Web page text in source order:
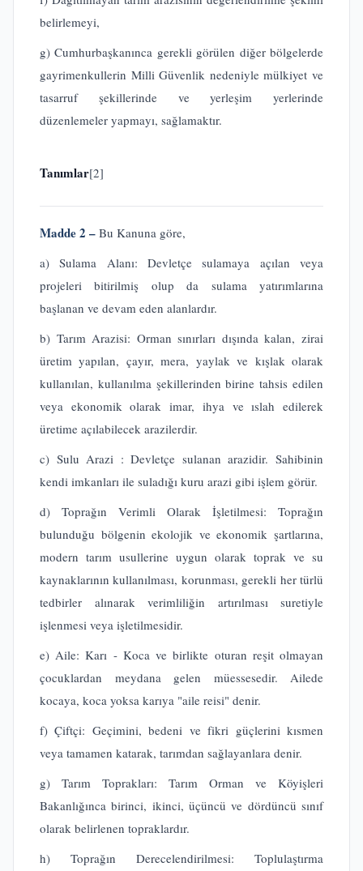
belirlemeyi,
g) Cumhurbaşkanınca gerekli görülen diğer bölgelerde
gayrimenkullerin Milli Güvenlik nedeniyle mülkiyet ve
tasarruf şekillerinde ve yerleşim yerlerinde
düzenlemeler yapmayı, sağlamaktır.
Tanımlar[2]
Madde 2 – Bu Kanuna göre,
a) Sulama Alanı: Devletçe sulamaya açılan veya
projeleri bitirilmiş olup da sulama yatırımlarına
başlanan ve devam eden alanlardır.
b) Tarım Arazisi: Orman sınırları dışında kalan, zirai
üretim yapılan, çayır, mera, yaylak ve kışlak olarak
kullanılan, kullanılma şekillerinden birine tahsis edilen
veya ekonomik olarak imar, ihya ve ıslah edilerek
üretime açılabilecek arazilerdir.
c) Sulu Arazi : Devletçe sulanan arazidir. Sahibinin
kendi imkanları ile suladığı kuru arazi gibi işlem görür.
d) Toprağın Verimli Olarak İşletilmesi: Toprağın
bulunduğu bölgenin ekolojik ve ekonomik şartlarına,
modern tarım usullerine uygun olarak toprak ve su
kaynaklarının kullanılması, korunması, gerekli her türlü
tedbirler alınarak verimliliğin artırılması suretiyle
işlenmesi veya işletilmesidir.
e) Aile: Karı - Koca ve birlikte oturan reşit olmayan
çocuklardan meydana gelen müessesedir. Ailede
kocaya, koca yoksa karıya "aile reisi" denir.
f) Çiftçi: Geçimini, bedeni ve fikri güçlerini kısmen
veya tamamen katarak, tarımdan sağlayanlara denir.
g) Tarım Toprakları: Tarım Orman ve Köyişleri
Bakanlığınca birinci, ikinci, üçüncü ve dördüncü sınıf
olarak belirlenen topraklardır.
h) Toprağın Derecelendirilmesi: Toplulaştırma